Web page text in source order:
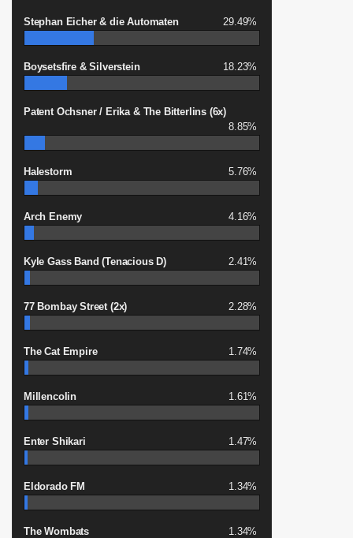
Stephan Eicher & die Automaten 29.49%
Boysetsfire & Silverstein 18.23%
Patent Ochsner / Erika & The Bitterlins (6x)
8.85%
Halestorm 5.76%
Arch Enemy 4.16%
Kyle Gass Band (Tenacious D) 2.41%
77 Bombay Street (2x) 2.28%
The Cat Empire 1.74%
Millencolin 1.61%
Enter Shikari 1.47%
Eldorado FM 1.34%
The Wombats 1.34%